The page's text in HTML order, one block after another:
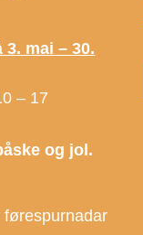
mai – 30.
– 17
og jol.
førespurnadar